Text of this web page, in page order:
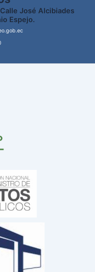
José Alcibiades
Espejo.